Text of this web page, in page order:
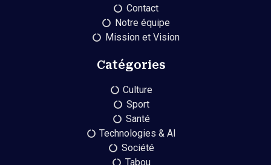
Contact
Notre équipe
Mission et Vision
Catégories
Culture
Sport
Santé
Technologies & AI
Société
Tabou